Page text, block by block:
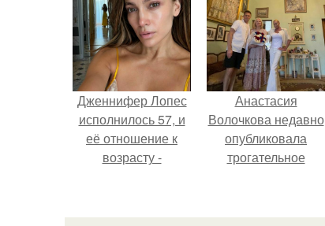
Дженнифер Лопес
исполнилось 57, и
её отношение к
возрасту -
уверенности: "не
Анастасия
Волочкова недавно
опубликовала
трогательное
которой она